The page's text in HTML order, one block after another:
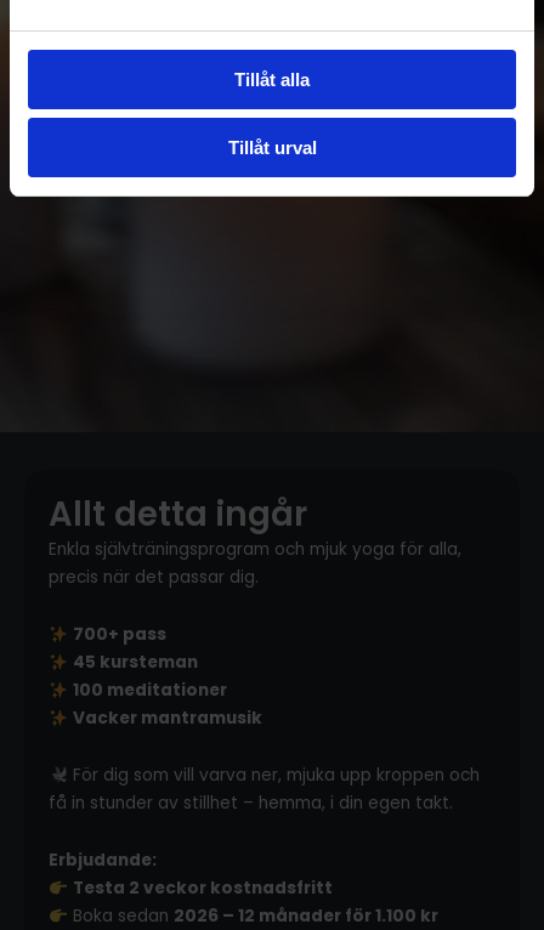
Tillåt alla
Tillåt urval
Allt detta ingår
Enkla självträningsprogram och mjuk yoga för alla,
precis när det passar dig.
700+ pass
45 kursteman
100 meditationer
Vacker mantramusik
För dig som vill varva ner, mjuka upp kroppen och
få in stunder av stillhet – hemma, i din egen takt.
Erbjudande:
Testa 2 veckor kostnadsfritt
Boka sedan 2026 – 12 månader för 1.100 kr